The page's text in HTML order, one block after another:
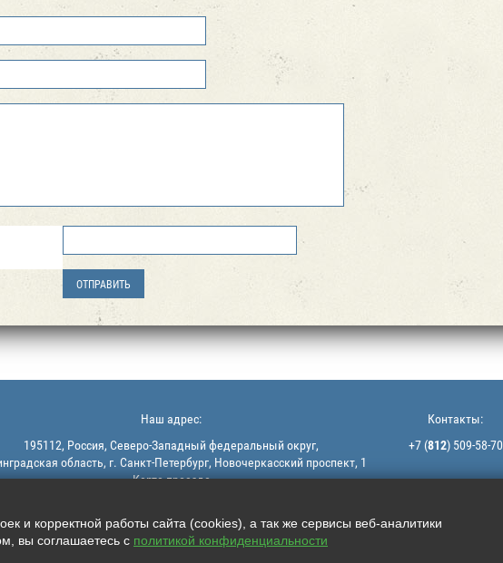
Наш адрес:
195112, Россия, Северо-Западный федеральный округ,
область, г. Санкт-Петербург, Новочеркасский проспект, 1
Карта проезда
Контакты:
+7 (812) 509-58-70
littek@yandex.ru
и корректной работы сайта (cookies), а так же сервисы веб-аналитики
вы соглашаетесь с политикой конфиденциальности